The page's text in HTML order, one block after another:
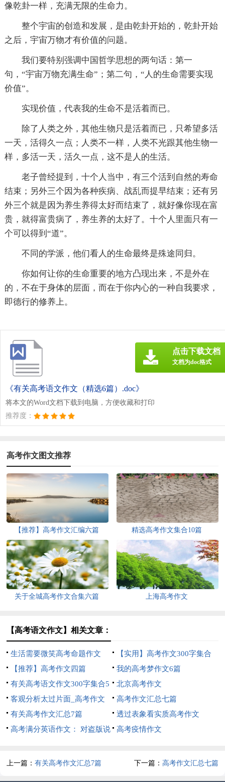
像乾卦一样，充满无限的生命力。
整个宇宙的创造和发展，是由乾卦开始的，乾卦开始
之后，宇宙万物才有价值的问题。
我们要特别强调中国哲学思想的两句话：第一
句，“宇宙万物充满生命”；第二句，“人的生命需要实现
价值”。
实现价值，代表我的生命不是活着而已。
除了人类之外，其他生物只是活着而已，只希望多活
一天，活得久一点；人类不一样，人类不光跟其他生物一
样，多活一天，活久一点，这不是人的生活。
老子曾经提到，十个人当中，有三个活到自然的寿命
结束；另外三个因为各种疾病、战乱而提早结束；还有另
外三个就是因为养生养得太好而结束了，就好像你现在富
贵，就得富贵病了，养生养的太好了。十个人里面只有一
个可以得到“道”。
不同的学派，他们看人的生命最终是殊途同归。
你如何让你的生命重要的地方凸现出来，不是外在
的，不在于身体的层面，而在于你内心的一种自我要求，
即德行的修养上。
《有关高考语文作文（精选6篇）.doc》
将本文的Word文档下载到电脑，方便收藏和打印
推荐度：
点击下载文档
文档为doc格式
高考作文图文推荐
【推荐】高考作文汇编六篇 精选高考作文集合10篇
关于全城高考作文合集六篇 上海高考作文
【高考语文作文】相关文章：
生活需要微笑高考命题作文
【实用】高考作文300字集合
八篇
【推荐】高考作文四篇
我的高考梦作文6篇
有关高考语文作文300字集合5
篇
北京高考作文
客观分析太过片面_高考作文
高考作文汇总七篇
有关高考作文汇总7篇
透过表象看实质高考作文
高考满分英语作文： 对盗版说
高考疫情作文
上一篇：有关高考作文汇总7篇 下一篇： 高考作文汇总七篇